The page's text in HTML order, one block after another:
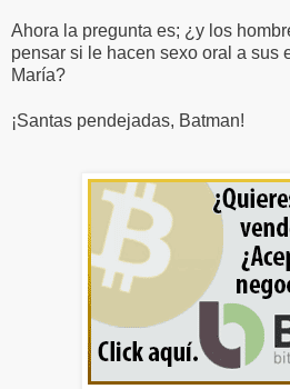
Ahora la pregunta es; ¿y los
pensar si le hacen sexo oral a sus
María?
¡Santas pendejadas, Batman!